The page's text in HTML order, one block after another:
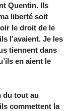
Quentin. Ils
liberté soit
le droit de le
l’avaient. Je les
tiennent dans
en aient le
du tout au
commettent la